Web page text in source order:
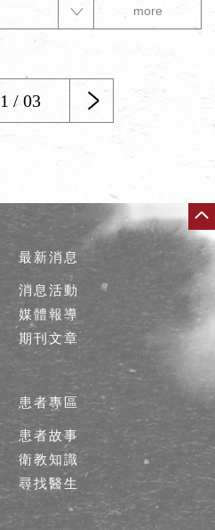
more
/ 03
最新消息
消息活動
媒體報導
期刊文章
患者專區
患者故事
衛教知識
尋找醫生